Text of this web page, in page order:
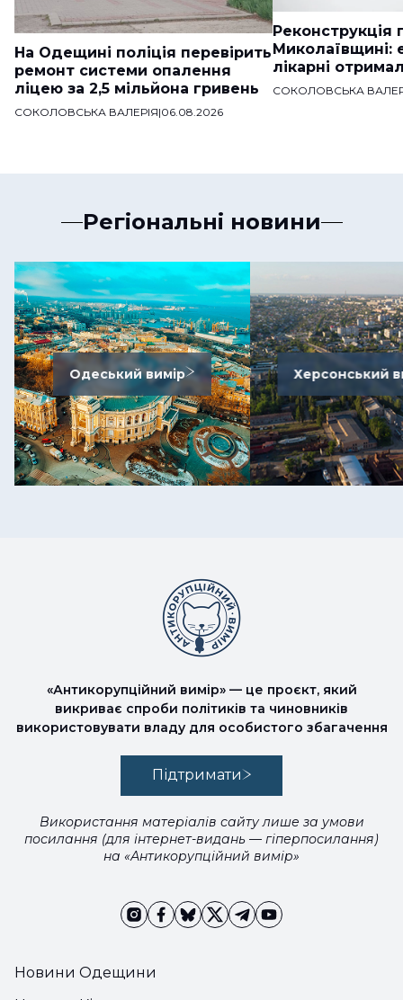
На Одещині поліція перевірить
ремонт системи опалення
ліцею за 2,5 мільйона гривень
СОКОЛОВСЬКА ВАЛЕРІЯ|06.08.2026
Реконструкція
Миколаївщині:
лікарні
СОКОЛОВСЬКА
Регіональні новини
Одеський вимір Херсонський
Новини Одещини
«Антикорупційний вимір» — це проєкт, який
викриває спроби політиків та чиновників
використовувати владу для особистого збагачення
Підтримати
Використання матеріалів сайту лише за умови
посилання (для інтернет-видань — гіперпосилання)
на «Антикорупційний вимір»